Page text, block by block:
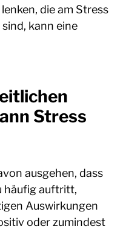
die am Stress
kann eine
Stress
ausgehen, dass
häufig auftritt,
Auswirkungen
oder zumindest